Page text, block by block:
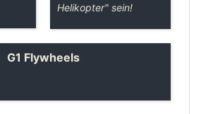
Helikopter" sein!
G1 Flywheels